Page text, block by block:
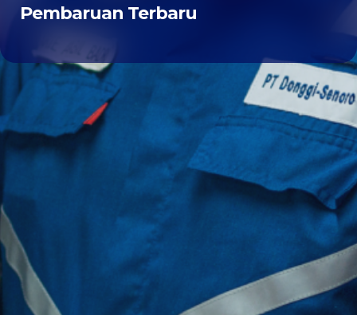
Pembaruan Terbaru